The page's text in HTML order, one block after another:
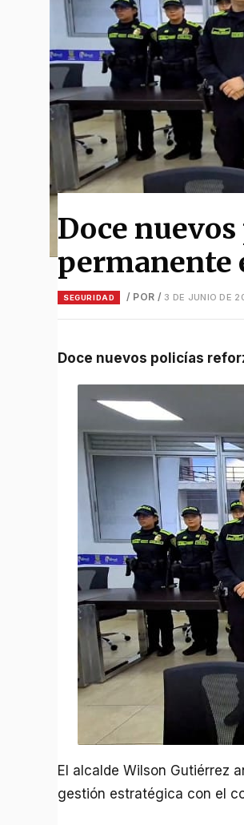
Doce
permanente
SEGURIDAD / POR / 3 DE JUNIO DE
Doce nuevos policías
El alcalde Wilson Gutiérrez
gestión estratégica con el